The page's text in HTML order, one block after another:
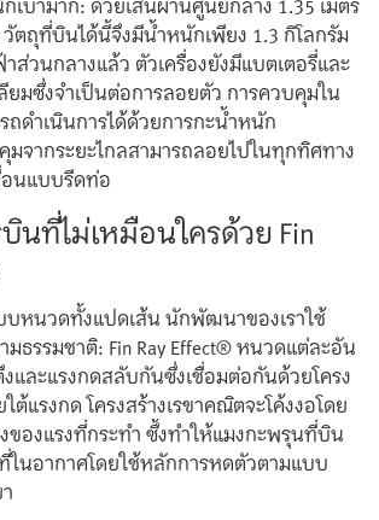
วัตถุที่บินได้นี้จึงมีน้ำหนักเพียง 1.3 กิโลกรัม
ส่วนกลางแล้ว ตัวเครื่องยังมีแบตเตอรี่และ
ยมซึ่งจำเป็นต่อการลอยตัว การควบคุมใน
ดำเนินการได้ด้วยการกะน้ำหนัก
จากระยะไกลสามารถลอยไปในทุกทิศทาง
นแบบรีดท่อ
ที่ไม่เหมือนใครด้วย Fin
หนวดทั้งแปดเส้น นักพัฒนาของเราใช้
มธรรมชาติ: Fin Ray Effect® หนวดแต่ละอัน
และแรงกดสลับกันซึ่งเชื่อมต่อกันด้วยโครง
แรงกด โครงสร้างเรขาคณิตจะโค้งงอโดย
องแรงที่กระทำ ซึ้งทำให้แมงกะพรุนที่บิน
ในอากาศโดยใช้หลักการหดตัวตามแบบ